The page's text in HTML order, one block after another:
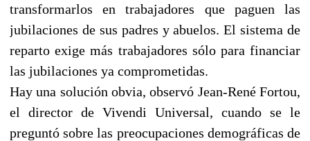
transformarlos en trabajadores que paguen las
jubilaciones de sus padres y abuelos. El sistema de
reparto exige más trabajadores sólo para financiar
las jubilaciones ya comprometidas.
Hay una solución obvia, observó Jean-René Fortou,
el director de Vivendi Universal, cuando se le
preguntó sobre las preocupaciones demográficas de